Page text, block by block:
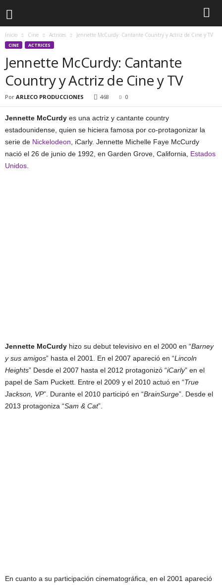
Inicio Cine Actrices Jennette McCurdy: Cantante Country y Actriz de Cine y TV
CINE ACTRICES
Jennette McCurdy: Cantante
Country y Actriz de Cine y TV
Por ARLECO PRODUCCIONES 468 0
Jennette McCurdy es una actriz y cantante country
estadounidense, quien se hiciera famosa por co-protagonizar la
serie de Nickelodeon , iCarly. Jennette Michelle Faye McCurdy
nació el 26 de junio de 1992, en Garden Grove, California, Estados
Unidos
Jennette McCurdy hizo su debut televisivo en el 2000 en “Barney
y sus amigos” hasta el 2001. En el 2007 apareció en “Lincoln
Heights” Desde el 2007 hasta el 2012 protagonizó “iCarly” en el
papel de Sam Puckett. Entre el 2009 y el 2010 actuó en “True
Jackson, VP”. Durante el 2010 participó en “BrainSurge”. Desde el
2013 protagoniza “Sam & Cat”.
En cuanto a su participación cinematográfica, en el 2001 apareció